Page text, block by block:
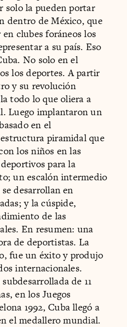
solo la pueden portar
dentro de México, que
clubes foráneos los
a su país. Eso
No solo en el
los deportes. A partir
y su revolución
todo lo que oliera a
Luego implantaron un
en el
piramidal que
los niños en las
para la
un escalón intermedio
desarrollan en
y la cúspide,
de las
En resumen: una
de deportistas. La
fue un éxito y produjo
internacionales.
de 11
en los Juegos
1992, Cuba llegó a
el medallero mundial.